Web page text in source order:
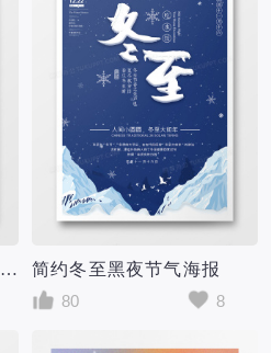
红色喜庆中国风冬至冬季传统节日节气海报
简约冬至黑夜节气海报
80
8